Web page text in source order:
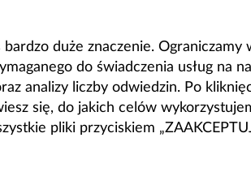
duże znaczenie. Ograniczamy
do świadczenia usług na
analizy liczby odwiedzin. Po
się, do jakich celów
pliki przyciskiem